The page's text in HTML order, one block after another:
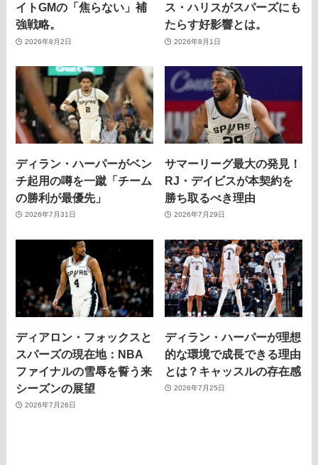
イトGMの「焦らない」補
強戦略。
2026年8月2日
ス・ハリスがスパーズにも
たらす好影響とは。
2026年8月1日
ディラン・ハーパーがベン
チ起用の噂を一蹴「チーム
の勝利が最優先」
2026年7月31日
サマーリーグ最大の発見！
RJ・デイビスが本契約を
勝ち取るべき理由
2026年7月29日
ディアロン・フォックスと
スパーズの現在地：NBA
ファイナルの雪辱を誓う来
シーズンの展望
2026年7月26日
ディラン・ハーパーが理想
的な環境で成長できる理由
とは？キャッスルの存在感
2026年7月25日